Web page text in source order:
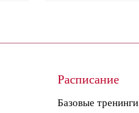
Расписание
Базовые тренинги